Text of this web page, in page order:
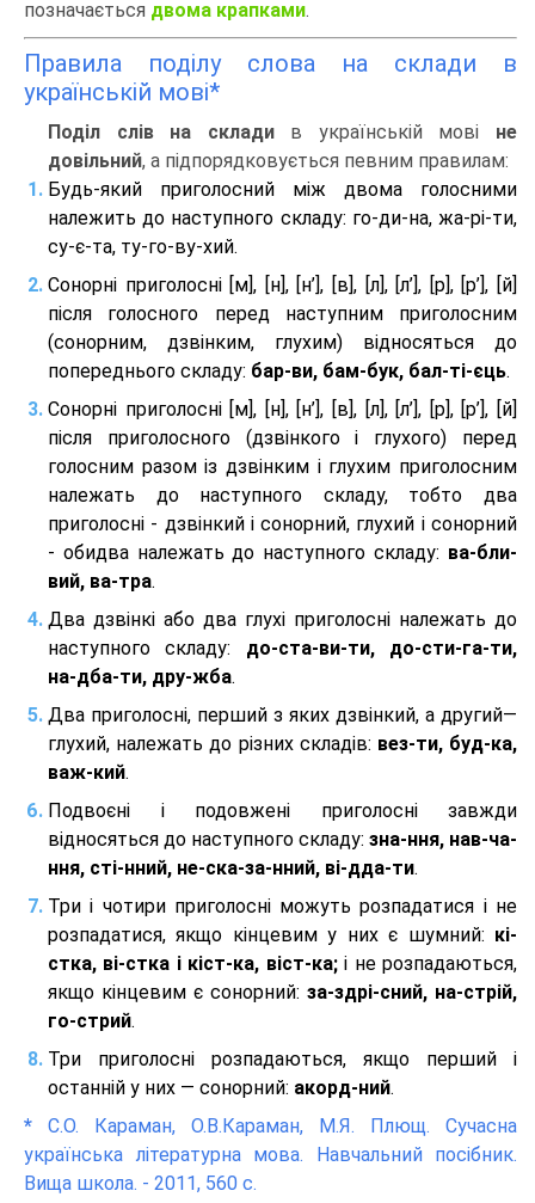
позначається двома крапками.
Правила поділу слова на склади в
українській мові*
Поділ слів на складив українській мові не
довільний, а підпорядковується певним правилам:
Будь-який приголосний між двома голосними
належить до наступного складу: го-ди-на, жа-рі-ти,
су-є-та, ту-го-ву-хий.
Сонорні приголосні [м], [н], [н’], [в], [л], [л’], [р], [р’], [й]
після голосного перед наступним приголосним
(сонорним, дзвінким, глухим) відносяться до
попереднього складу: бар-ви, бам-бук, бал-ті-єць.
Сонорні приголосні [м], [н], [н’], [в], [л], [л’], [р], [р’], [й]
після приголосного (дзвінкого і глухого) перед
голосним разом із дзвінким і глухим приголосним
належать до наступного складу, тобто два
приголосні - дзвінкий і сонорний, глухий і сонорний
- обидва належать до наступного складу: ва-бли-
вий, ва-тра.
Два дзвінкі або два глухі приголосні належать до
наступного складу: до-ста-ви-ти, до-сти-га-ти,
на-дба-ти, дру-жба.
Два приголосні, перший з яких дзвінкий, а другий—
глухий, належать до різних складів: вез-ти, буд-ка,
важ-кий.
Подвоєні і подовжені приголосні завжди
відносяться до наступного складу: зна-ння, нав-ча-
ння, сті-нний, не-ска-за-нний, ві-дда-ти.
Три і чотири приголосні можуть розпадатися і не
розпадатися, якщо кінцевим у них є шумний: кі-
стка, ві-стка і кіст-ка, віст-ка;і не розпадаються,
якщо кінцевим є сонорний: за-здрі-сний, на-стрій,
го-стрий.
Три приголосні розпадаються, якщо перший і
останній у них — сонорний: акорд-ний.
* С.О. Караман, О.В.Караман, М.Я. Плющ. Сучасна
українська літературна мова. Навчальний посібник.
Вища школа. - 2011, 560 с.